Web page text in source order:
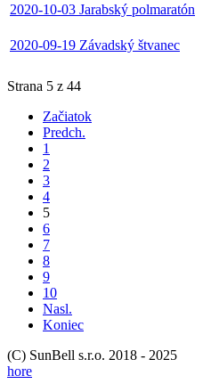
2020-10-03 Jarabský polmaratón
2020-09-19 Závadský štvanec
Strana 5 z 44
Začiatok
Predch.
1
2
3
4
5
6
7
8
9
10
Nasl.
Koniec
(C) SunBell s.r.o. 2018 - 2025
hore